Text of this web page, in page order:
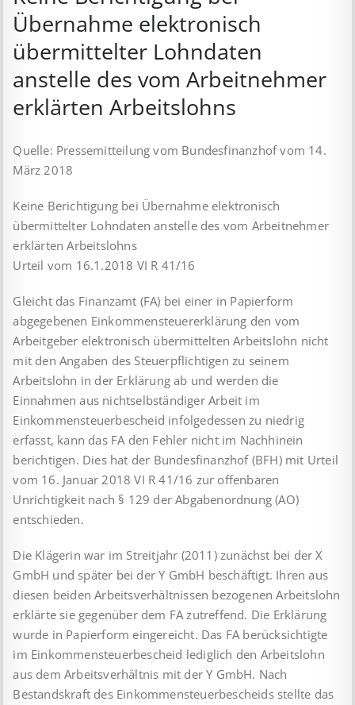
Übernahme elektronisch
übermittelter Lohndaten
anstelle des vom Arbeitnehmer
erklärten Arbeitslohns
Quelle: Pressemitteilung vom Bundesfinanzhof vom 14.
März 2018
Keine Berichtigung bei Übernahme elektronisch
übermittelter Lohndaten anstelle des vom Arbeitnehmer
erklärten Arbeitslohns
Urteil vom 16.1.2018 VI R 41/16
Gleicht das Finanzamt (FA) bei einer in Papierform
abgegebenen Einkommensteuererklärung den vom
Arbeitgeber elektronisch übermittelten Arbeitslohn nicht
mit den Angaben des Steuerpflichtigen zu seinem
Arbeitslohn in der Erklärung ab und werden die
Einnahmen aus nichtselbständiger Arbeit im
Einkommensteuerbescheid infolgedessen zu niedrig
erfasst, kann das FA den Fehler nicht im Nachhinein
berichtigen. Dies hat der Bundesfinanzhof (BFH) mit Urteil
vom 16. Januar 2018 VI R 41/16 zur offenbaren
Unrichtigkeit nach § 129 der Abgabenordnung (AO)
entschieden.
Die Klägerin war im Streitjahr (2011) zunächst bei der X
GmbH und später bei der Y GmbH beschäftigt. Ihren aus
diesen beiden Arbeitsverhältnissen bezogenen Arbeitslohn
erklärte sie gegenüber dem FA zutreffend. Die Erklärung
wurde in Papierform eingereicht. Das FA berücksichtigte
im Einkommensteuerbescheid lediglich den Arbeitslohn
aus dem Arbeitsverhältnis mit der Y GmbH. Nach
Bestandskraft des Einkommensteuerbescheids stellte das